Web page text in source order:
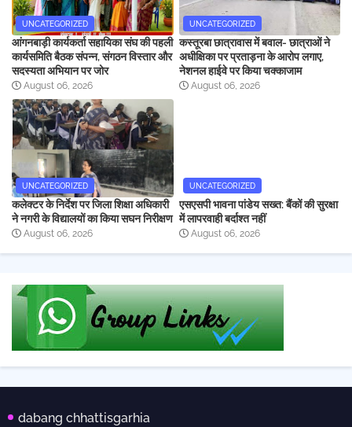
UNCATEGORIZED
आंगनबाड़ी कार्यकर्ता सहायिका संघ की पहली
कार्यसमिति बैठक संपन्न, संगठन विस्तार और
सदस्यता अभियान पर जोर
August 06, 2026
UNCATEGORIZED
कस्तूरबा छात्रावास में बवाल- छात्राओं ने
अधीक्षिका पर प्रताड़ना के आरोप लगाए,
नेशनल हाईवे पर किया चक्काजाम
August 06, 2026
UNCATEGORIZED
कलेक्टर के निर्देश पर जिला शिक्षा अधिकारी
ने नगरी के विद्यालयों का किया सघन निरीक्षण
August 06, 2026
UNCATEGORIZED
एसएसपी भावना पांडेय सख्त: बैंकों की सुरक्षा
में लापरवाही बर्दाश्त नहीं
August 06, 2026
dabang chhattisgarhia